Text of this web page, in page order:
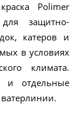
Polimer
защитно-
катеров и
в условиях
климата.
и отдельные